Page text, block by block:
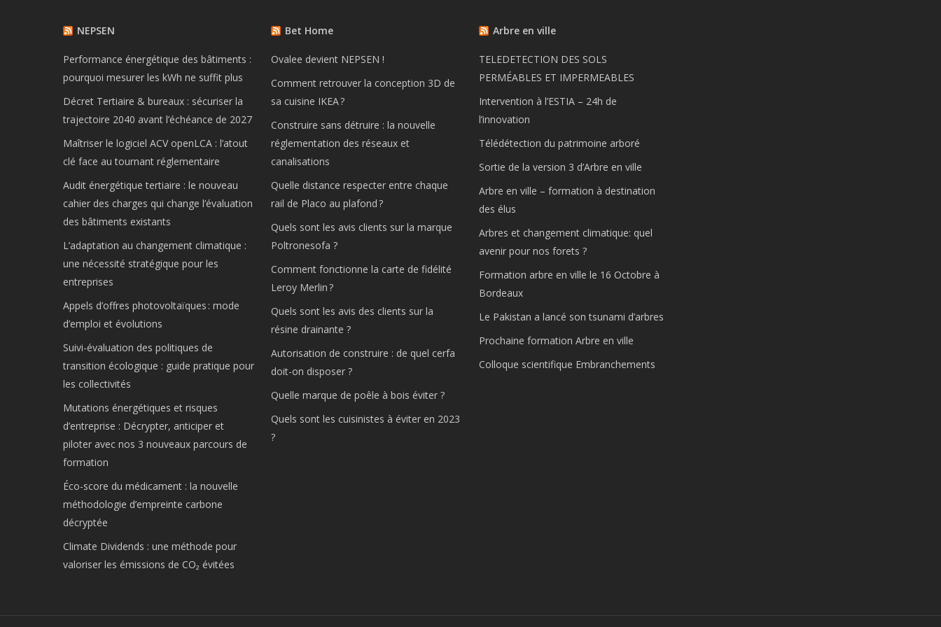
NEPSEN
Performance énergétique des bâtiments :
pourquoi mesurer les kWh ne suffit plus
Décret Tertiaire & bureaux : sécuriser la
trajectoire 2040 avant l’échéance de 2027
Maîtriser le logiciel ACV openLCA : l’atout
clé face au tournant réglementaire
Audit énergétique tertiaire : le nouveau
cahier des charges qui change l’évaluation
des bâtiments existants
L’adaptation au changement climatique :
une nécessité stratégique pour les
entreprises
Appels d’offres photovoltaïques : mode
d’emploi et évolutions
Suivi-évaluation des politiques de
transition écologique : guide pratique pour
les collectivités
Mutations énergétiques et risques
d’entreprise : Décrypter, anticiper et
piloter avec nos 3 nouveaux parcours de
formation
Éco-score du médicament : la nouvelle
méthodologie d’empreinte carbone
décryptée
Climate Dividends : une méthode pour
valoriser les émissions de CO₂ évitées
Bet Home
Ovalee devient NEPSEN !
Comment retrouver la conception 3D de
sa cuisine IKEA ?
Construire sans détruire : la nouvelle
réglementation des réseaux et
canalisations
Quelle distance respecter entre chaque
rail de Placo au plafond ?
Quels sont les avis clients sur la marque
Poltronesofa ?
Comment fonctionne la carte de fidélité
Leroy Merlin ?
Quels sont les avis des clients sur la
résine drainante ?
Autorisation de construire : de quel cerfa
doit-on disposer ?
Quelle marque de poêle à bois éviter ?
Quels sont les cuisinistes à éviter en 2023
?
Arbre en ville
TELEDETECTION DES SOLS
PERMÉABLES ET IMPERMEABLES
Intervention à l’ESTIA – 24h de
l’innovation
Télédétection du patrimoine arboré
Sortie de la version 3 d’Arbre en ville
Arbre en ville – formation à destination
des élus
Arbres et changement climatique: quel
avenir pour nos forets ?
Formation arbre en ville le 16 Octobre à
Bordeaux
Le Pakistan a lancé son tsunami d’arbres
Prochaine formation Arbre en ville
Colloque scientifique Embranchements